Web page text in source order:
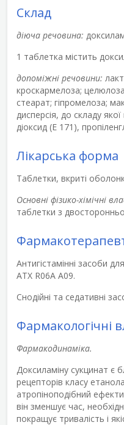
Склад
діюча речовина:
1 таблетка містить
допоміжні речовини:
кроскармелоза;
стеарат; гіпромелоза;
дисперсія, до складу
діоксид (Е 171),
Лікарська форма
Таблетки, вкриті
Основні фізико-хімічні
таблетки з
Антигістамінні засоби
ATХ R06A A09.
Снодійні та седативні
Фармакологічні
Фармакодинаміка.
Доксиламіну сукцинат є
рецепторів класу
атропіноподібний
він зменшує час,
покращує тривалість і